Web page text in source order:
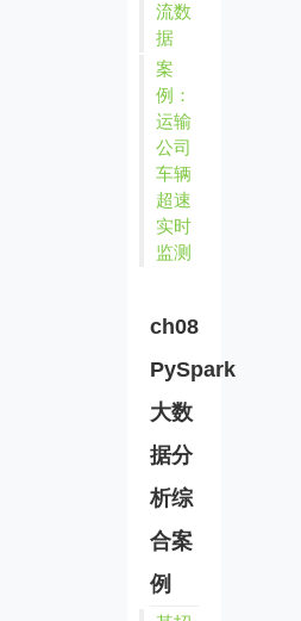
流数
据
案
例：
运输
公司
车辆
超速
实时
监测
ch08
PySpark
大数
据分
析综
合案
例